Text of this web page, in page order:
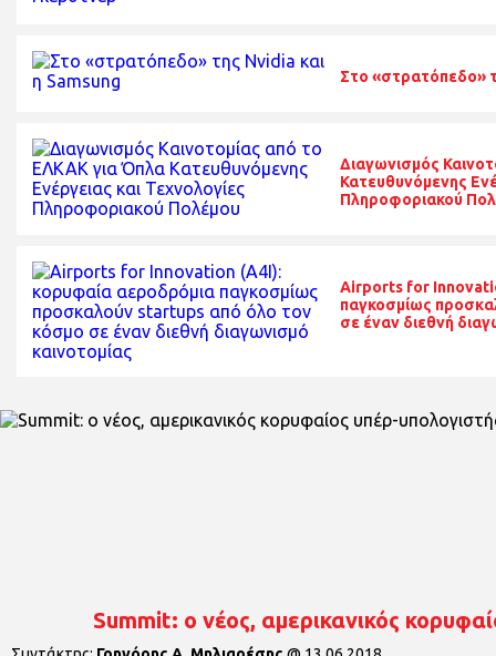
Στο «στρατόπεδο»
Διαγωνισμός
Κατευθυνόμενης
Πληροφοριακού
Airports for
παγκοσμίως
σε έναν διεθνή
Summit: ο νέος, αμερικανικός